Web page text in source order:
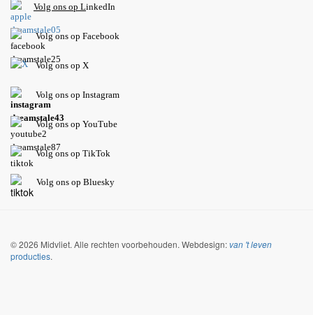
Volg ons op LinkedIn
Volg ons op Facebook
Volg ons op X
Volg ons op Instagram
Volgons op YouTube
Volg ons op TikTok
Volg ons op Bluesky
© 2026 Midvliet. Alle rechten voorbehouden. Webdesign: van 't leven
producties.